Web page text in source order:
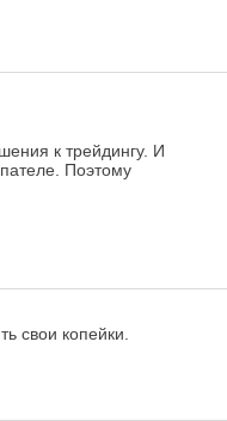
к трейдингу. И
Поэтому
свои копейки.